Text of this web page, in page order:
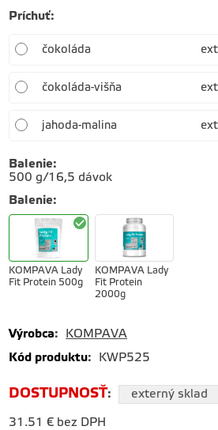
Príchuť:
čokoláda
čokoláda-višňa
jahoda-malina
Balenie:
500 g/16,5 dávok
Balenie:
KOMPAVA Lady
Fit Protein 500g
KOMPAVA Lady
Fit Protein
2000g
Výrobca: KOMPAVA
Kód produktu: KWP525
DOSTUPNOSŤ: externý sklad
31.51 € bez DPH